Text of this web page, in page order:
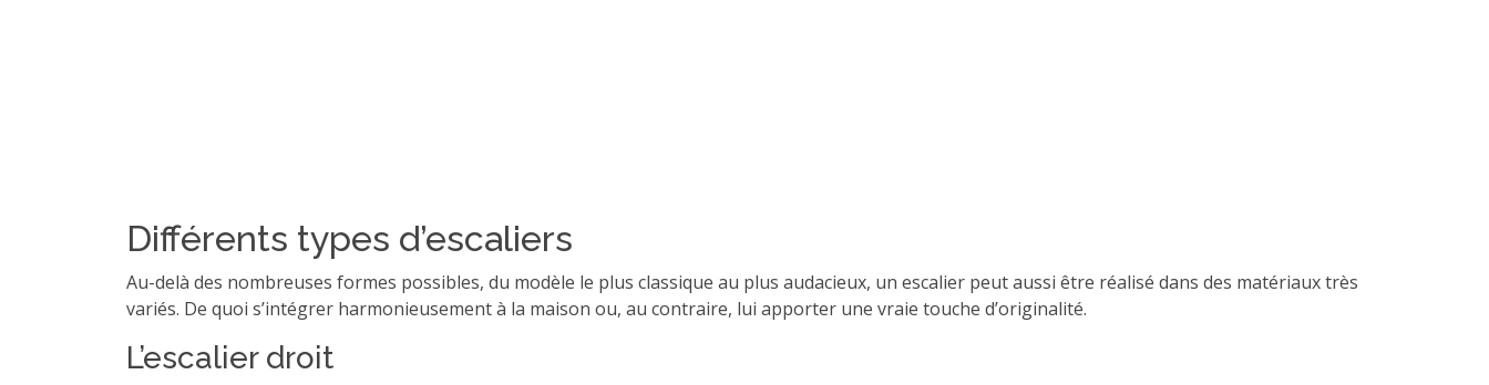
Différents types d’escaliers
Au-delà des nombreuses formes possibles, du modèle le plus classique au plus audacieux, un escalier peut aussi être réalisé dans des matériaux très
variés. De quoi s’intégrer harmonieusement à la maison ou, au contraire, lui apporter une vraie touche d’originalité.
L’escalier droit